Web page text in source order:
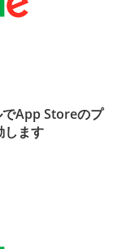
App Storeのプ
します